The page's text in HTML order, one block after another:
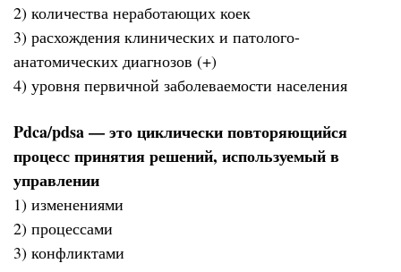
2) количества неработающих коек
3) расхождения клинических и патолого-
анатомических диагнозов (+)
4) уровня первичной заболеваемости населения
Pdca/pdsa — это циклически повторяющийся
процесс принятия решений, используемый в
управлении
1) изменениями
2) процессами
3) конфликтами